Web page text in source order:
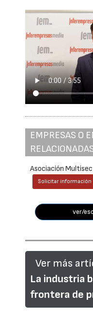
EMPRESAS O
Asociación
Solicitar información
ver/
Ver más
La industria
frontera de